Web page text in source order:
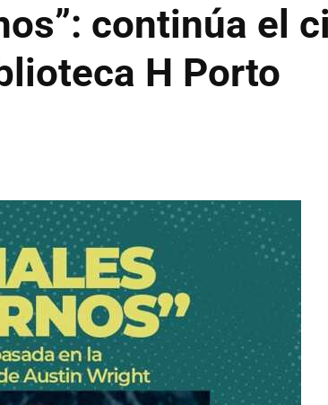
continúa el
H Porto